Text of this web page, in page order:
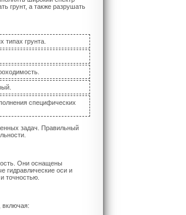
грунт, а также разрушать
типах грунта.
специфических
задач. Правильный
Они оснащены
гидравлические оси и
точностью.
включая: